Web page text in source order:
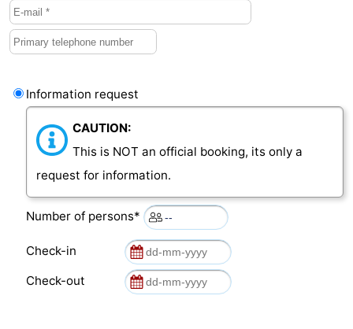
Zwin
us
Information request
CAUTION:
This is NOT an official booking, its only a
request for information.
Number of persons*
Check-in
Check-out